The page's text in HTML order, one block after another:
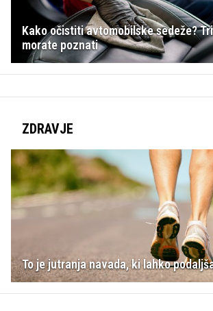
Kako očistiti avtomobilske sedeže?
morate poznati
ZDRAVJE
To je jutranja navada, ki lahko